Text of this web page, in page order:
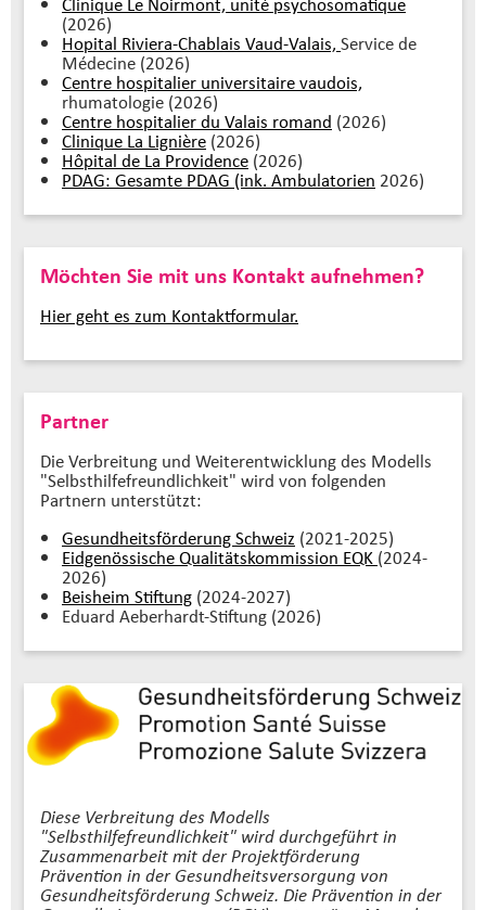
(2026)
Hopital Riviera-Chablais Vaud-Valais, Service de
Médecine (2026)
Centre hospitalier universitaire vaudois,
rhumatologie (2026)
Centre hospitalier du Valais romand (2026)
Clinique La Lignière (2026)
Hôpital de La Providence (2026)
PDAG: Gesamte PDAG (ink. Ambulatorien 2026)
Möchten Sie mit uns Kontakt aufnehmen?
Hier geht es zum Kontaktformular.
Partner
Die Verbreitung und Weiterentwicklung des Modells
"Selbsthilfefreundlichkeit" wird von folgenden
Partnern unterstützt:
Gesundheitsförderung Schweiz (2021-2025)
Eidgenössische Qualitätskommission EQK (2024-
2026)
Beisheim Stiftung (2024-2027)
Eduard Aeberhardt-Stiftung (2026)
Diese Verbreitung des Modells
"Selbsthilfefreundlichkeit" wird durchgeführt in
Zusammenarbeit mit der Projektförderung
Prävention in der Gesundheitsversorgung von
Gesundheitsförderung Schweiz. Die Prävention in der